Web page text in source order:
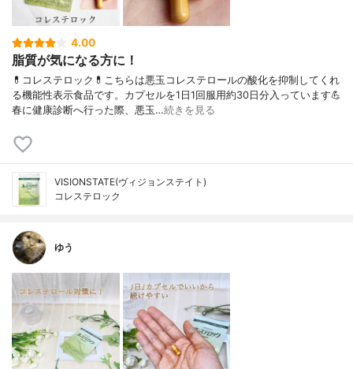
4.00
脂質が気になる方に！
💊コレステロック💊こちらは悪玉コレステロールの酸化を抑制してくれ
る機能性表示食品です。カプセルを1日1回服用約30日分入っています💪
春に健康診断へ行った際、悪玉…続きを見る
VISIONSTATE(ヴィジョンステイト)
コレステロック
ゆう